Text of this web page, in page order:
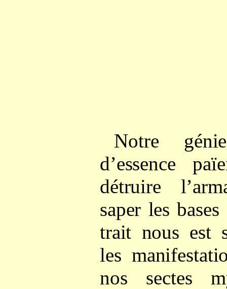
Notre
d’essence
détruire
saper les
trait nous est
les
nos sectes